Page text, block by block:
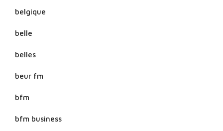
belgique
belle
belles
beur fm
bfm
bfm business